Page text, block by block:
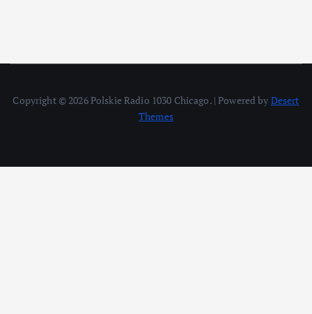
Copyright © 2026 Polskie Radio 1030 Chicago. | Powered by Desert
Themes